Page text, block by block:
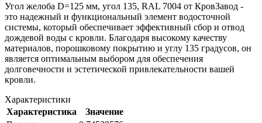
Угол желоба D=125 мм, угол 135, RAL 7004 от КровЗавод -
это надежный и функциональный элемент водосточной
системы, который обеспечивает эффективный сбор и отвод
дождевой воды с кровли. Благодаря высокому качеству
материалов, порошковому покрытию и углу 135 градусов, он
является оптимальным выбором для обеспечения
долговечности и эстетической привлекательности вашей
кровли.
Характеристики
Характеристика
Значение